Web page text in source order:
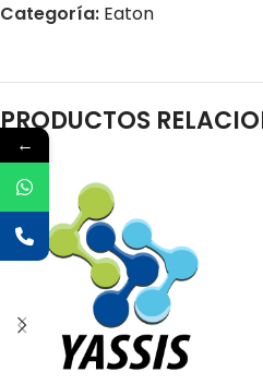
Categoría: Eaton
PRODUCTOS
←